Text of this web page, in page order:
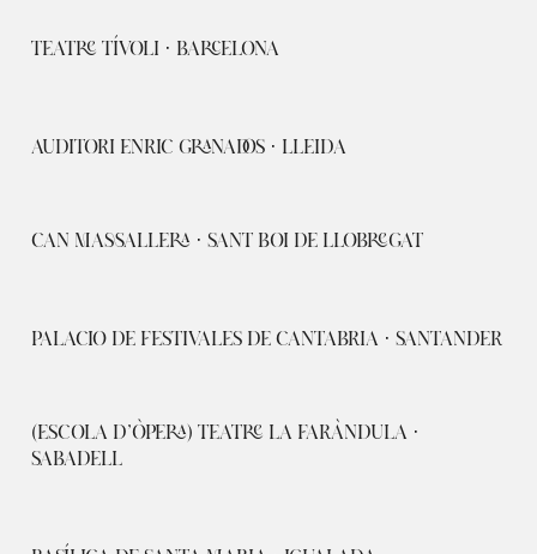
TEATRE TÍVOLI · BARCELONA
AUDITORI ENRIC GRANADOS · LLEIDA
CAN MASSALLERA · SANT BOI DE LLOBREGAT
PALACIO DE FESTIVALES DE CANTABRIA · SANTANDER
(ESCOLA D’ÒPERA) TEATRE LA FARÀNDULA ·
SABADELL